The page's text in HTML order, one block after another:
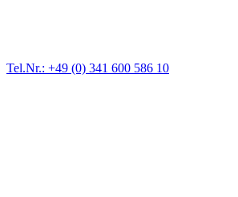
Tel.Nr.: +49 (0) 341 600 586 10